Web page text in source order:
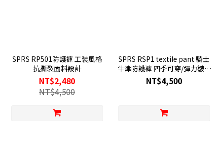
SPRS RP501防護褲 工裝風格
抗撕裂面料設計
NT$2,480
NT$4,500
SPRS RSP1 textile pant 騎士
牛津防護褲 四季可穿/彈力皺褶
設計/可裝護塊
NT$4,500